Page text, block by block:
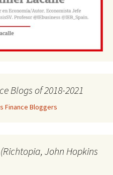
Blogs of 2018-2021
John Hopkins